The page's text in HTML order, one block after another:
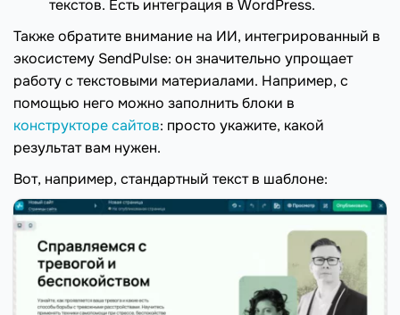
текстов. Есть интеграция в WordPress.
Также обратите внимание на ИИ, интегрированный в
экосистему SendPulse: он значительно упрощает
работу с текстовыми материалами. Например, с
помощью него можно заполнить блоки в
конструкторе сайтов: просто укажите, какой
результат вам нужен.
Вот, например, стандартный текст в шаблоне: